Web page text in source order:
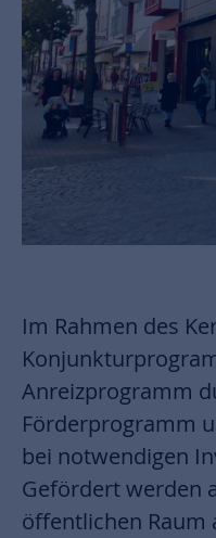
Im Rahmen des
Anreizprogramm
Förderprogramm
bei notwendigen
Gefördert werden
öffentlichen Raum
Werbeanalgen,
Diese muss beachtet
zu gelangen. Ein
Empfehlungen
vorgelegt werden.
und Nachbereitung
Abnahme der